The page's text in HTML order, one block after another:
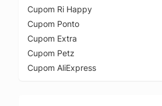
Cupom Ri Happy
Cupom Ponto
Cupom Extra
Cupom Petz
Cupom AliExpress